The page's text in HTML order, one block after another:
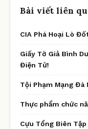
Bài viết liên
CIA Phá Hoại Lò
Giấy Tờ Giả Bình
Điện Tử!
Tội Phạm Mạng Đà
Thực phẩm chức
Cựu Tổng Biên